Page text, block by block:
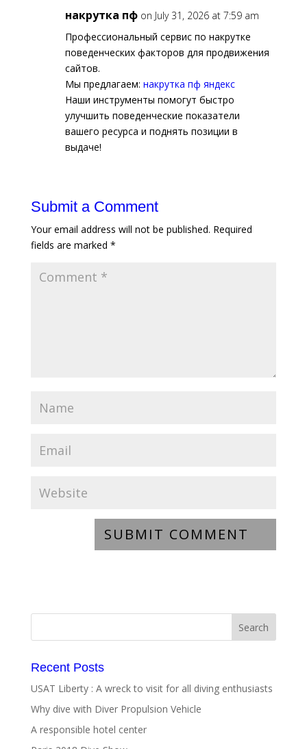
накрутка пф on July 31, 2026 at 7:59 am
Профессиональный сервис по накрутке
поведенческих факторов для продвижения
сайтов.
Мы предлагаем: накрутка пф яндекс
Наши инструменты помогут быстро
улучшить поведенческие показатели
вашего ресурса и поднять позиции в
выдаче!
Submit a Comment
Your email address will not be published. Required
fields are marked *
Recent Posts
USAT Liberty : A wreck to visit for all diving enthusiasts
Why dive with Diver Propulsion Vehicle
A responsible hotel center